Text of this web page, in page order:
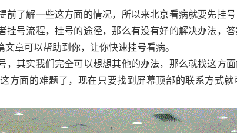
前了解一些这方面的情况，所以来北京看病就要先挂号
挂号流程，挂号的途径，那么有没有好的解决办法，
章可以帮助到你，让你快速挂号看病。
，其实我们完全可以想想其他的办法，那么就找这方
方面的难题了，现在只要找到屏幕顶部的联系方式